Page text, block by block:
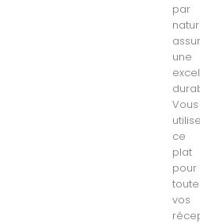
par
une
Vous
ce
plat
pour
vos